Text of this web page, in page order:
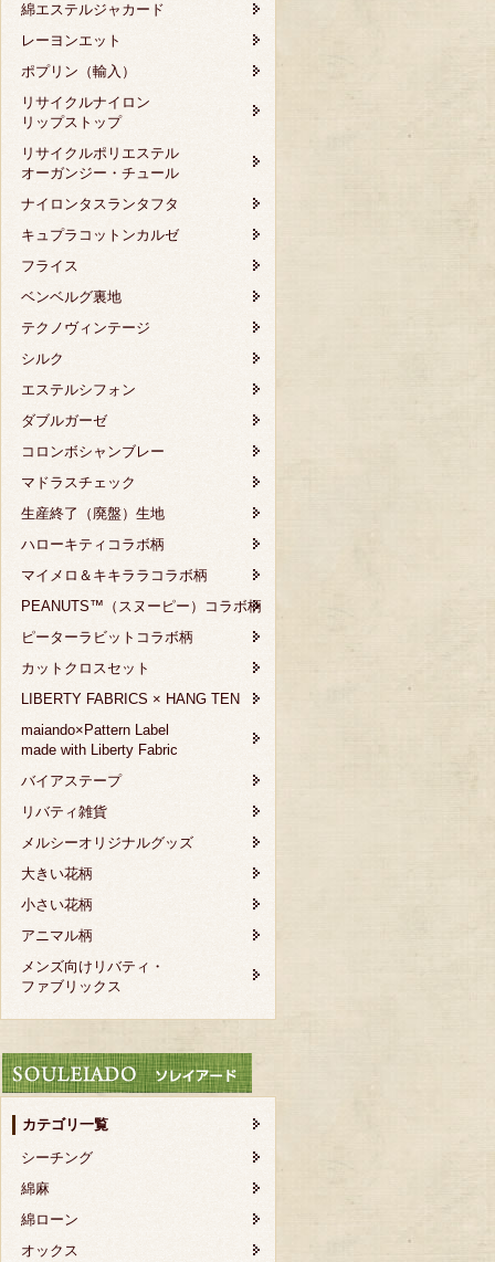
綿エステルジャカード
レーヨンエット
ポプリン（輸入）
リサイクルナイロン
リップストップ
リサイクルポリエステル
オーガンジー・チュール
ナイロンタスランタフタ
キュプラコットンカルゼ
フライス
ベンベルグ裏地
テクノヴィンテージ
シルク
エステルシフォン
ダブルガーゼ
コロンボシャンブレー
マドラスチェック
生産終了（廃盤）生地
ハローキティコラボ柄
マイメロ＆キキララコラボ柄
PEANUTS™（スヌーピー）コラボ柄
ピーターラビットコラボ柄
カットクロスセット
LIBERTY FABRICS × HANG TEN
maiando×Pattern Label
made with Liberty Fabric
バイアステープ
リバティ雑貨
メルシーオリジナルグッズ
大きい花柄
小さい花柄
アニマル柄
メンズ向けリバティ・
ファブリックス
カテゴリ一覧
シーチング
綿麻
綿ローン
オックス